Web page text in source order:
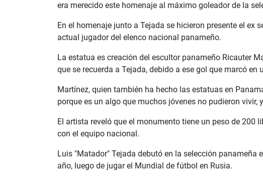
era merecido este homenaje al máximo goleador de la
En el homenaje junto a Tejada se hicieron presente el ex
actual jugador del elenco nacional panameño.
La estatua es creación del escultor panameño Ricauter
que se recuerda a Tejada, debido a ese gol que marcó
Martínez, quien también ha hecho las estatuas en
porque es un algo que muchos jóvenes no pudieron
El artista reveló que el monumento tiene un peso de 200
con el equipo nacional.
Luis "Matador" Tejada debutó en la selección panameña
año, luego de jugar el Mundial de fútbol en Rusia.